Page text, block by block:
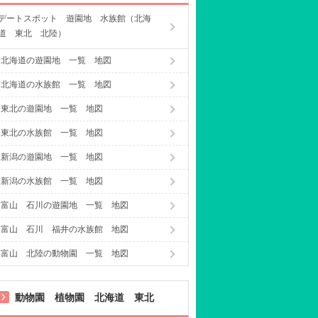
ートスポット 遊園地 水族館（北海
東北 北陸）
北海道の遊園地 一覧 地図
北海道の水族館 一覧 地図
東北の遊園地 一覧 地図
東北の水族館 一覧 地図
新潟の遊園地 一覧 地図
新潟の水族館 一覧 地図
富山 石川の遊園地 一覧 地図
富山 石川 福井の水族館 地図
富山 北陸の動物園 一覧 地図
動物園 植物園 北海道 東北